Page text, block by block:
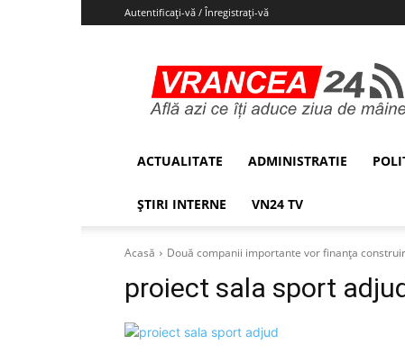
Autentificați-vă / Înregistrați-vă
ACTUALITATE ADMINISTRATIE
ȘTIRI INTERNE VN24 TV
Acasă Două companii importante vor finanța
proiect sala sport